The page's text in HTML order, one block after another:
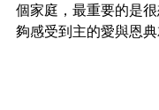
個家庭，最重要的是
夠感受到主的愛與恩典